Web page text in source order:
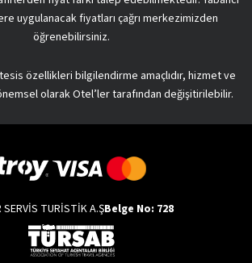
uygulanacak fiyatları çağrı merkezimizden
öğrenebilirsiniz.
özellikleri bilgilendirme amaçlıdır, hizmet ve
olarak Otel’ler tarafından değişitirilebilir.
SERVİS TURİSTİK A.ŞBelge No: 728